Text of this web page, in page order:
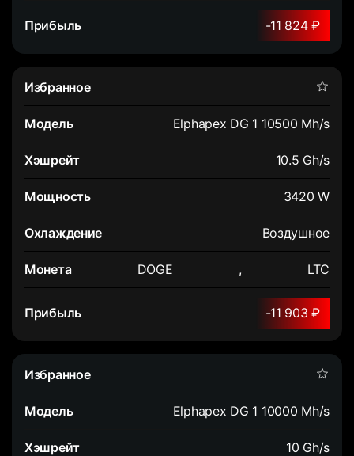
-11 824 ₽
Elphapex DG 1 10500 Mh/s
10.5 Gh/s
3420 W
Воздушное
DOGE , LTC
-11 903 ₽
Elphapex DG 1 10000 Mh/s
10 Gh/s